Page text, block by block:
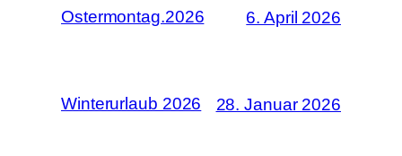
Ostermontag.2026 6. April 2026
Winterurlaub 2026 28. Januar 2026